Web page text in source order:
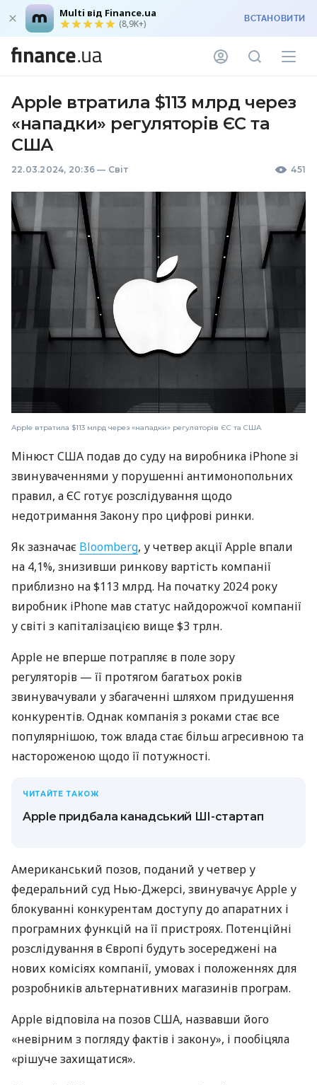
Multi від Finance.ua
(8,9K+) ВСТАНОВИТИ
Apple втратила $113 млрд через
«нападки» регуляторів ЄС та
США
22.03.2024, 20:36 — Світ 451
Apple втратила $113 млрд через «нападки» регуляторів ЄС та США
Мінюст США подав до суду на виробника iPhone зі
звинуваченнями у порушенні антимонопольних
правил, а ЄС готує розслідування щодо
недотримання Закону про цифрові ринки.
Як зазначає Bloomberg, у четвер акції Apple впали
на 4,1%, знизивши ринкову вартість компанії
приблизно на $113 млрд. На початку 2024 року
виробник iPhone мав статус найдорожчої компанії
у світі з капіталізацією вище $3 трлн.
Apple не вперше потрапляє в поле зору
регуляторів — її протягом багатьох років
звинувачували у збагаченні шляхом придушення
конкурентів. Однак компанія з роками стає все
популярнішою, тож влада стає більш агресивною та
настороженою щодо її потужності.
ЧИТАЙТЕ ТАКОЖ
Apple придбала канадський ШІ-стартап
Американський позов, поданий у четвер у
федеральний суд Нью-Джерсі, звинувачує Apple у
блокуванні конкурентам доступу до апаратних і
програмних функцій на її пристроях. Потенційні
розслідування в Європі будуть зосереджені на
нових комісіях компанії, умовах і положеннях для
розробників альтернативних магазинів програм.
Apple відповіла на позов США, назвавши його
«невірним з погляду фактів і закону», і пообіцяла
«рішуче захищатися».